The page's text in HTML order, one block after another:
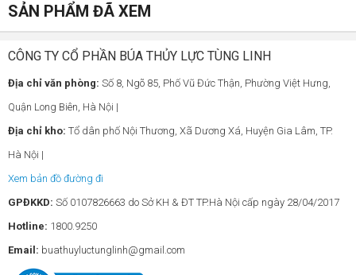
SẢN PHẨM ĐÃ XEM
CÔNG TY CỔ PHẦN BÚA THỦY LỰC TÙNG LINH
Địa chỉ văn phòng: Số 8, Ngõ 85, Phố Vũ Đức Thận, Phường Việt Hưng,
Quận Long Biên, Hà Nội |
Địa chỉ kho: Tổ dân phố Nội Thương, Xã Dương Xá, Huyện Gia Lâm, TP.
Hà Nội |
Xem bản đồ đường đi
GPĐKKD: Số 0107826663 do Sở KH & ĐT TP.Hà Nội cấp ngày 28/04/2017
Hotline: 1800.9250
Email: buathuyluctunglinh@gmail.com